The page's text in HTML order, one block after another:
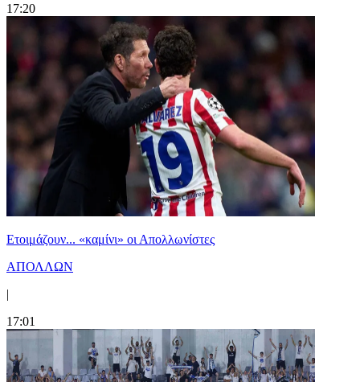
17:20
Ετοιμάζουν... «καμίνι» οι Απολλωνίστες
ΑΠΟΛΛΩΝ
|
17:01